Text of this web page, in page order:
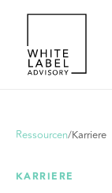
Ressourcen/Karriere
KARRIERE